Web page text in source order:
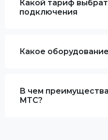
Какой тариф
подключения
Какое
В чем
МТС?